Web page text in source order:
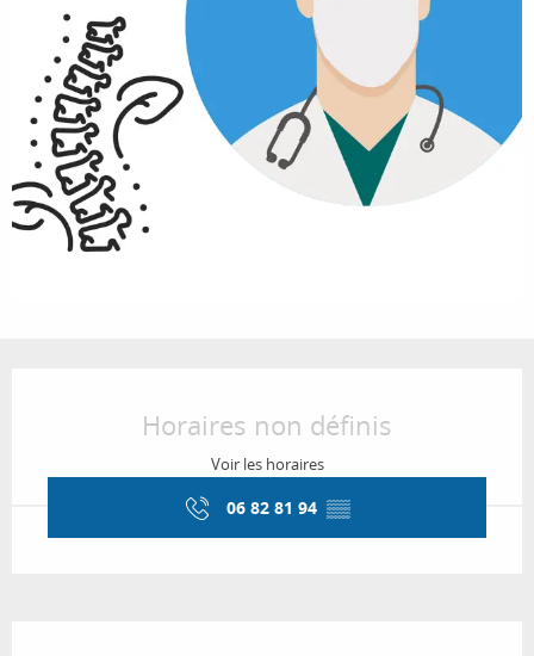
Horaires non définis
Voir les horaires
06 82 81 94 ▒▒